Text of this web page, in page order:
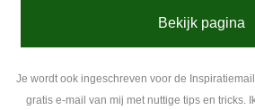
Bekijk pagina
Je wordt ook ingeschreven voor de
gratis e-mail van mij met nuttige tips en tricks.